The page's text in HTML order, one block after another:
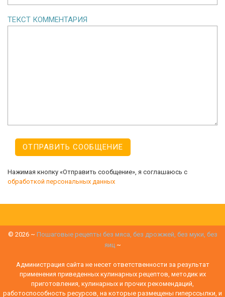
ТЕКСТ КОММЕНТАРИЯ
Нажимая кнопку «Отправить сообщение», я соглашаюсь с
обработкой персональных данных
© 2026~ Пошаговые рецепты без мяса, без дрожжей, без муки, без
яиц ~
Администрация сайта не несет ответственности за результат
применения приведенных кулинарных рецептов, методик их
приготовления, кулинарных и прочих рекомендаций,
работоспособность ресурсов, на которые размещены гиперссылки, и